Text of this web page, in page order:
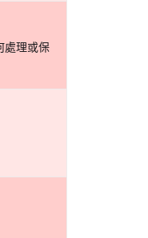
處理或保